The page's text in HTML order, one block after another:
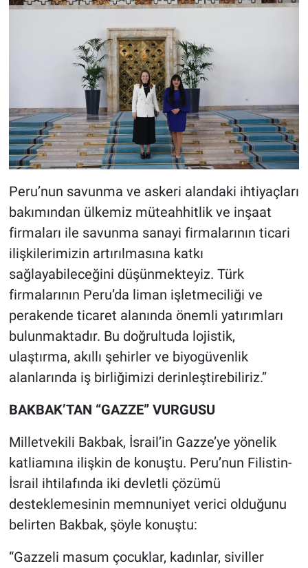
Peru’nun savunma ve askeri alandaki ihtiyaçları
bakımından ülkemiz müteahhitlik ve inşaat
firmaları ile savunma sanayi firmalarının ticari
ilişkilerimizin artırılmasına katkı
sağlayabileceğini düşünmekteyiz. Türk
firmalarının Peru’da liman işletmeciliği ve
perakende ticaret alanında önemli yatırımları
bulunmaktadır. Bu doğrultuda lojistik,
ulaştırma, akıllı şehirler ve biyogüvenlik
alanlarında iş birliğimizi derinleştirebiliriz.”
BAKBAK’TAN “GAZZE” VURGUSU
Milletvekili Bakbak, İsrail’in Gazze’ye yönelik
katliamına ilişkin de konuştu. Peru’nun Filistin-
İsrail ihtilafında iki devletli çözümü
desteklemesinin memnuniyet verici olduğunu
belirten Bakbak, şöyle konuştu:
“Gazzeli masum çocuklar, kadınlar, siviller